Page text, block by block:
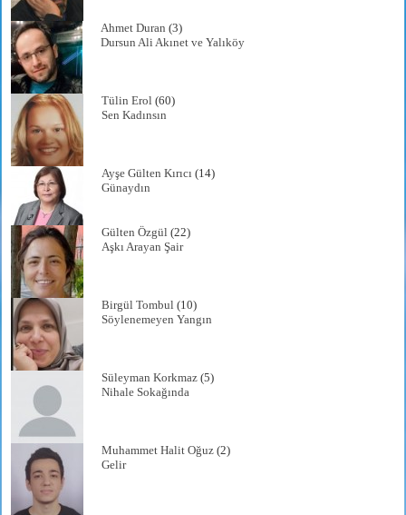
Ahmet Duran (3)
Dursun Ali Akınet ve Yalıköy
Tülin Erol (60)
Sen Kadınsın
Ayşe Gülten Kırıcı (14)
Günaydın
Gülten Özgül (22)
Aşkı Arayan Şair
Birgül Tombul (10)
Söylenemeyen Yangın
Süleyman Korkmaz (5)
Nihale Sokağında
Muhammet Halit Oğuz (2)
Gelir